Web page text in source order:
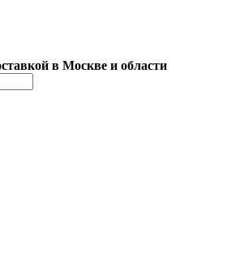
в Москве и области